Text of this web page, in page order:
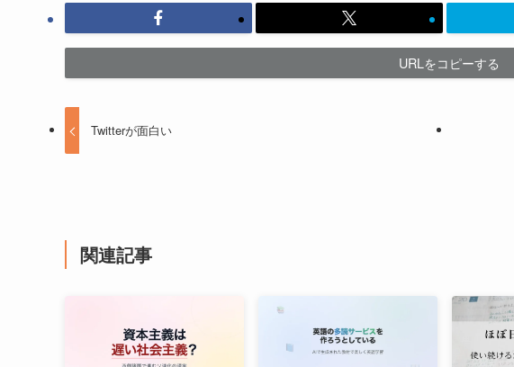
URLをコピーする
Twitterが面白い
関連記事